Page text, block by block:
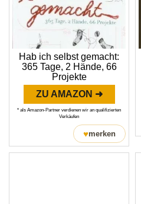
Hab ich selbst gemacht:
365 Tage, 2 Hände, 66
Projekte
ZU AMAZON ➜
* als Amazon-Partner verdienen wir an qualifizierten
Verkäufen
♥merken